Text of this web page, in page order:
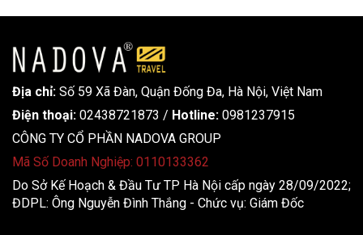
Địa chỉ: Số 59 Xã Đàn, Quận Đống Đa, ​​Hà Nội, Việt Nam
Điện thoại: 02438721873 / Hotline: 0981237915
CÔNG TY CỔ PHẦN NADOVA GROUP
Mã Số Doanh Nghiệp: 0110133362
Do Sở Kế Hoạch & Đầu Tư TP Hà Nội cấp ngày 28/09/2022;
ĐDPL: Ông Nguyễn Đình Thắng - Chức vụ: Giám Đốc